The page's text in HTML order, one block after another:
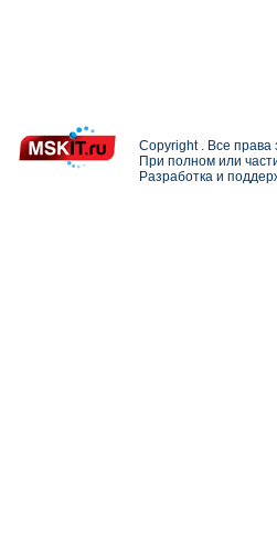
Copyright . Все
При полном или
Разработка и